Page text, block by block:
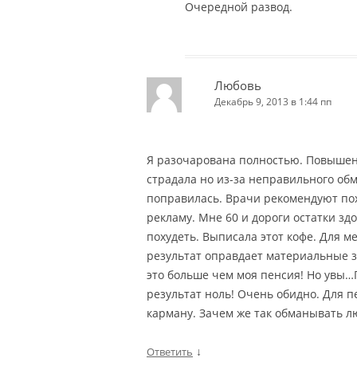
Очередной развод.
Любовь
Декабрь 9, 2013 в 1:44 пп
Я разочарована полностью.
страдала но из-за неправильного
поправилась. Врачи рекомендуют
рекламу. Мне 60 и дороги остатки
похудеть. Выписала этот кофе. Для
результат оправдает
это больше чем моя пенсия! Но
результат ноль! Очень обидно. Для
карману. Зачем же так обманывать
Ответить ↓